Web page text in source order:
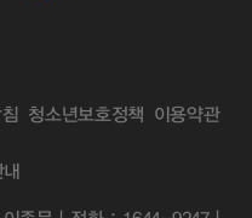
청소년보호정책 이용약관